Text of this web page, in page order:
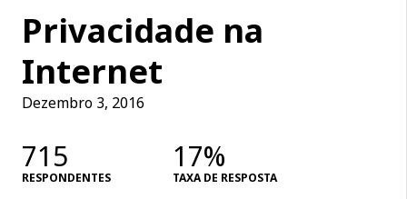
Privacidade na
Internet
Dezembro 3, 2016
715
RESPONDENTES
17%
TAXA DE RESPOSTA